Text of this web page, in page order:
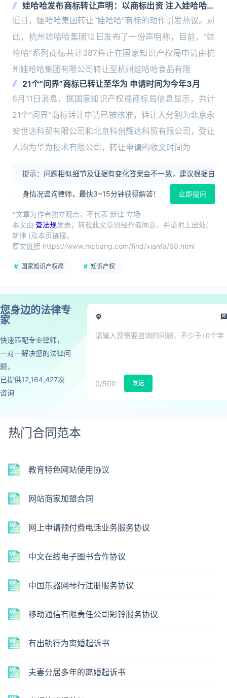
娃哈哈发布商标转让声明：以商标出资 注入娃哈哈食
品公司
近日，娃哈哈集团转让“娃哈哈”商标的动作引发热议。对
此，杭州娃哈哈集团12日发布了一份声明称，目前，“娃
哈哈”系列商标共计387件正在国家知识产权局申请由杭
州娃哈哈集团有限公司转让至杭州娃哈哈食品有限
21个“问界”商标已转让至华为 申请时间为今年3月
6月11日消息，据国家知识产权局商标局信息显示，共计
21个“问界”商标转让申请已被核准，转让人分别为北京永
安世达科贸有限公司和北京科创辉达科贸有限公司，受让
人均为华为技术有限公司，转让申请的收文时间为
提示：问题相似细节及证据有变化答案会不一致，建议根据自
身情况咨询律师，最快3~15分钟获得解答！ 立即提问
*文章为作者独立观点，不代表 新律 立场
本文由 查法规发表，转载此文章须经作者同意，并请附上出处(
新律 )及本页链接。
原文链接 https://www.mcbang.com/find/xianfa/68.html
国家知识产权局 知识产权
您身边的法律专
家
快速匹配专业律师，
一对一解决您的法律问
题，
已提供12,164,427次
咨询
0/500 发送
热门合同范本
教育特色网站使用协议
网站商家加盟合同
网上申请预付费电话业务服务协议
中文在线电子图书合作协议
中国乐器网琴行注册服务协议
移动通信有限责任公司彩铃服务协议
有出轨行为离婚起诉书
夫妻分居多年的离婚起诉书